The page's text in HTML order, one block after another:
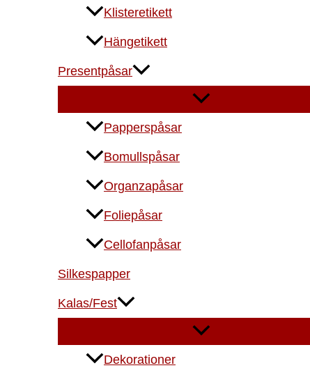
Klisteretikett
Hängetikett
Presentpåsar
Papperspåsar
Bomullspåsar
Organzapåsar
Foliepåsar
Cellofanpåsar
Silkespapper
Kalas/Fest
Dekorationer